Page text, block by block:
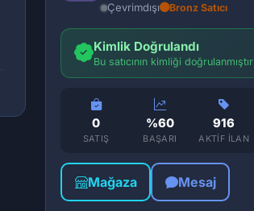
Çevrimdışı Bronz Satıcı
Kimlik Doğrulandı
Bu satıcının kimliği doğrulanmıştır
0
SATIŞ
%60
BAŞARI
916
AKTIF İLAN
Mağaza Mesaj